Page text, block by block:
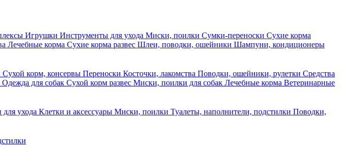
Игрушки Инструменты для ухода Миски, поилки Сумки-переноски Сухие корма
Лечебные корма Сухие корма развес Шлеи, поводки, ошейники Шампуни, кондиционеры
Сухой корм, консервы Переноски Косточки, лакомства Поводки, ошейники, рулетки Средства
Одежда для собак Сухой корм развес Миски, поилки для собак Лечебные корма Ветеринарные
ухода Клетки и аксессуары Миски, поилки Туалеты, наполнители, подстилки Поводки,